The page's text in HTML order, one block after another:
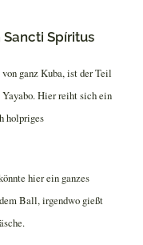
Spíritus
ganz Kuba, ist der Teil
Yayabo. Hier reiht sich ein
holpriges
hier ein ganzes
Ball, irgendwo gießt